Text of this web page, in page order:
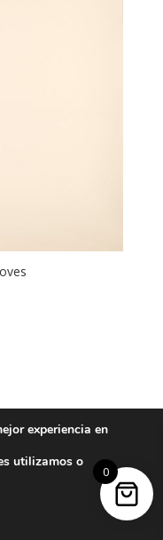
experiencia en
utilizamos o
0